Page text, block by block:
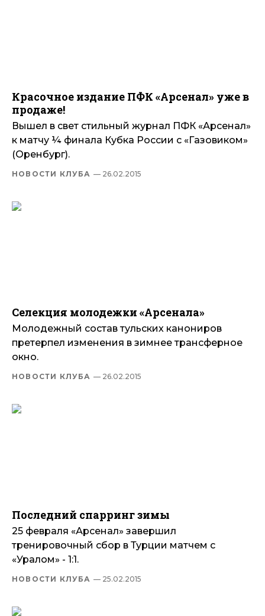
Красочное издание ПФК «Арсенал» уже в
продаже!
Вышел в свет стильный журнал ПФК «Арсенал»
к матчу ¼ финала Кубка России с «Газовиком»
(Оренбург).
НОВОСТИ КЛУБА — 26.02.2015
Селекция молодежки «Арсенала»
Молодежный состав тульских канониров
претерпел изменения в зимнее трансферное
окно.
НОВОСТИ КЛУБА — 26.02.2015
Последний спарринг зимы
25 февраля «Арсенал» завершил
тренировочный сбор в Турции матчем с
«Уралом» - 1:1.
НОВОСТИ КЛУБА — 25.02.2015